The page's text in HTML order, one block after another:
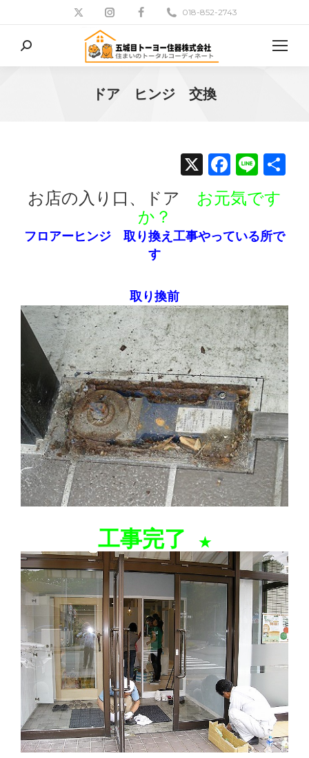
018-852-2743
検
索:
ドア ヒンジ 交換
X Line
お店の入り口、ドア
お元気です
か？
フロアーヒンジ 取り換え工事やっている所で
す
取り換前
工事完了 ★